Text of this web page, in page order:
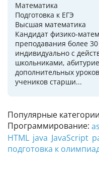
Популярные
Программирование:
HTML java JavaScript
подготовка к
Математика
Подготовка к ЕГЭ
Высшая математика
Кандидат физико-
преподавания более
индивидуально с
школьниками,
дополнительных
учеников старши...